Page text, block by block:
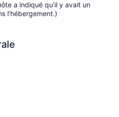
a indiqué qu’il y avait un
l’hébergement.)